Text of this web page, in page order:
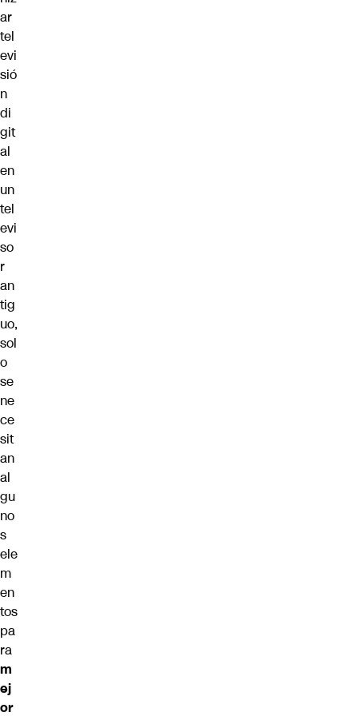
ar
tel
evi
sió
n
di
git
al
en
un
tel
evi
so
r
an
tig
uo,
sol
o
se
ne
ce
sit
an
al
gu
no
s
ele
m
en
tos
pa
ra
m
ej
or